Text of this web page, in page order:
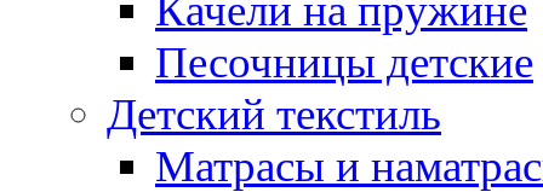
Качели на пружине
Песочницы детские
Детский текстиль
Матрасы и